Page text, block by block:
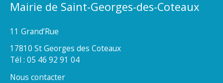
Mairie de Saint-Georges-des-Coteaux
11 Grand’Rue
17810 St Georges des Coteaux
Tél : 05 46 92 91 04
Nous contacter